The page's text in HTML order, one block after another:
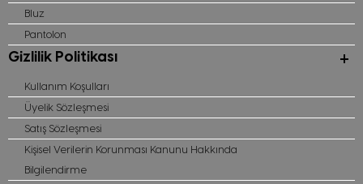
Bluz
Pantolon
Gizlilik Politikası
Kullanım Koşulları
Üyelik Sözleşmesi
Satış Sözleşmesi
Kişisel Verilerin Korunması Kanunu Hakkında
Bilgilendirme